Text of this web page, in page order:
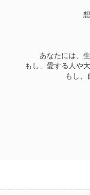
あなたには、
もし、愛する人や
もし、